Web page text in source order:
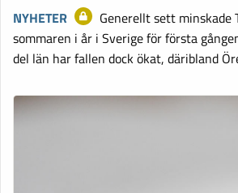
NYHETER
Generellt sett minskade
sommaren i år i Sverige för första
del län har fallen dock ökat, däribland